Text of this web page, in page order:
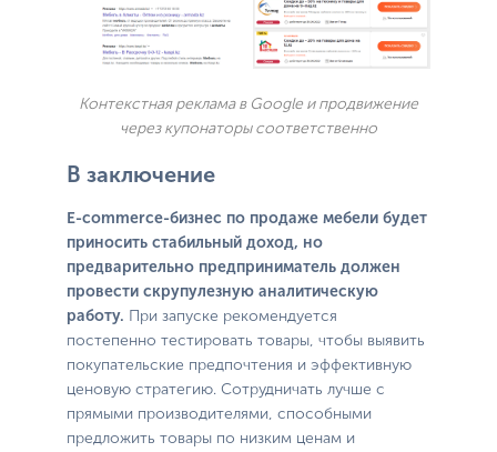
Контекстная реклама в Google и продвижение
через купонаторы соответственно
В заключение
E-commerce-бизнес по продаже мебели будет
приносить стабильный доход, но
предварительно предприниматель должен
провести скрупулезную аналитическую
работу. При запуске рекомендуется
постепенно тестировать товары, чтобы выявить
покупательские предпочтения и эффективную
ценовую стратегию. Сотрудничать лучше с
прямыми производителями, способными
предложить товары по низким ценам и